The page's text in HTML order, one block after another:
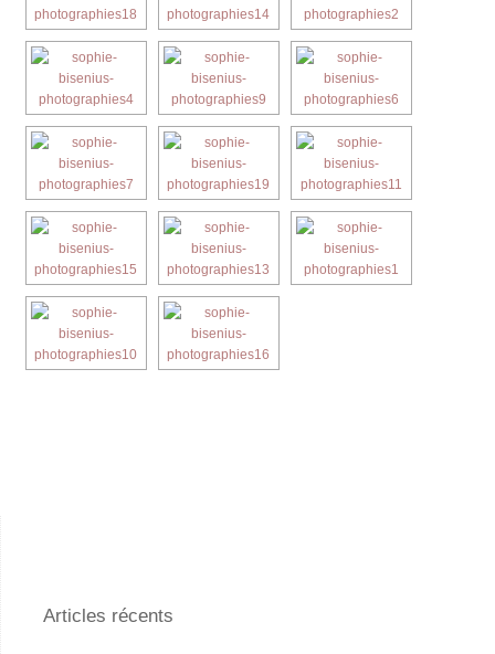
Articles récents